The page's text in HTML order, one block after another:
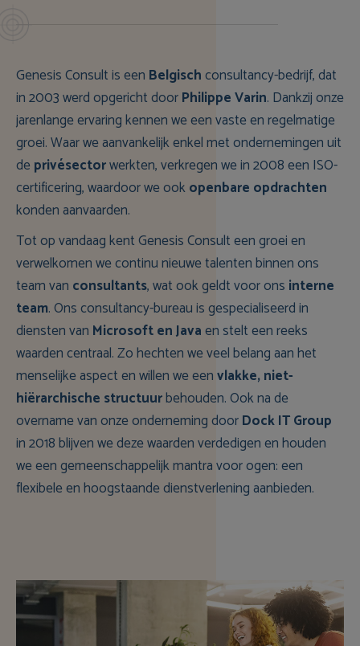
Genesis Consult is een Belgischconsultancy-bedrijf, dat
in 2003 werd opgericht doorPhilippe Varin. Dankzij onze
jarenlange ervaring kennen we een vaste en regelmatige
groei. Waar we aanvankelijk enkel met ondernemingen uit
de privésectorwerkten, verkregen we in 2008 een ISO-
certificering, waardoor we ookopenbare opdrachten
konden aanvaarden.
Tot op vandaag kent Genesis Consult een groei en
verwelkomen we continu nieuwe talenten binnen ons
team van consultants, wat ook geldt voor ons interne
team. Ons consultancy-bureau is gespecialiseerd in
diensten van Microsoft en Javaen stelt een reeks
waarden centraal. Zo hechten we veel belang aan het
menselijke aspect en willen we eenvlakke, niet-
hiërarchische structuurbehouden. Ook na de
overname van onze onderneming doorDock IT Group
in 2018 blijven we deze waarden verdedigen en houden
we een gemeenschappelijk mantra voor ogen: een
flexibele en hoogstaande dienstverlening aanbieden.